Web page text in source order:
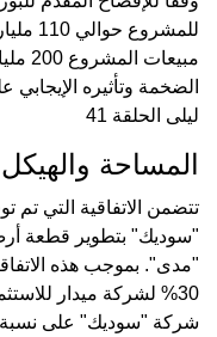
الضخمة وتأثيره
ليلى الحلقة 41
المساحة والهيكل
تتضمن الاتفاقية التي تم
"مدى". بموجب هذه
30% لشركة ميدار
شركة "سوديك" على نسبة 70% المتبقية.